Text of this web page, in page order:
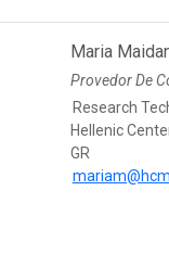
Maria
Provedor De
Research
Hellenic
GR